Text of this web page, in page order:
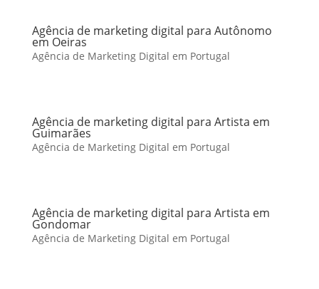
Agência de marketing digital para Autônomo
em Oeiras
Agência de Marketing Digital em Portugal
Agência de marketing digital para Artista em
Guimarães
Agência de Marketing Digital em Portugal
Agência de marketing digital para Artista em
Gondomar
Agência de Marketing Digital em Portugal